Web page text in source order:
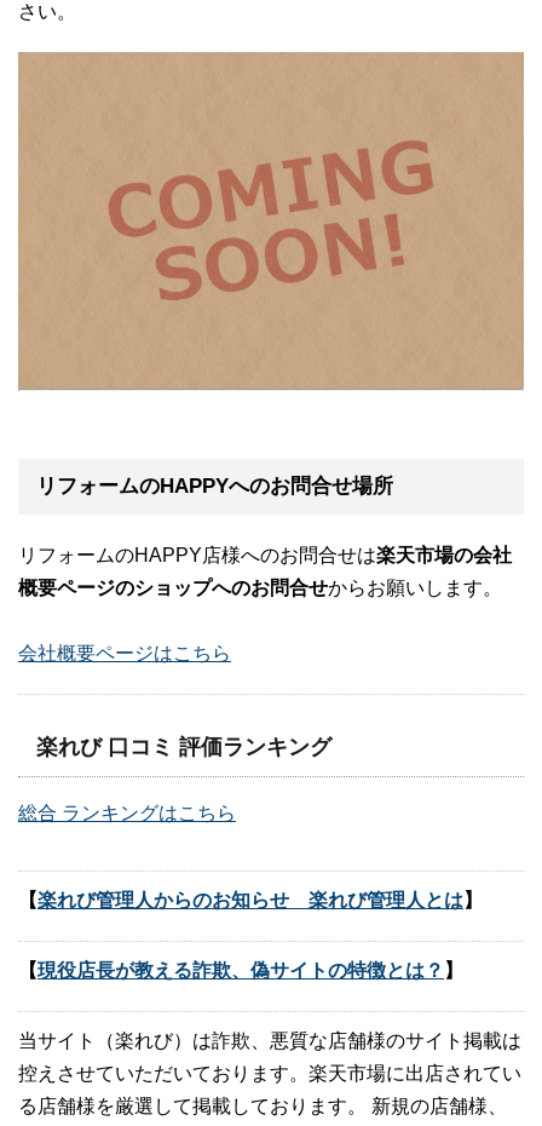
さい。
リフォームのHAPPYへのお問合せ場所
リフォームのHAPPY店様へのお問合せは楽天市場の会社
概要ページのショップへのお問合せからお願いします。
会社概要ページはこちら
楽れび 口コミ 評価ランキング
総合 ランキングはこちら
【楽れび管理人からのお知らせ 楽れび管理人とは 】
【現役店長が教える詐欺、偽サイトの特徴とは？ 】
当サイト（楽れび）は詐欺、悪質な店舗様のサイト掲載は
控えさせていただいております。楽天市場に出店されてい
る店舗様を厳選して掲載しております。 新規の店舗様、